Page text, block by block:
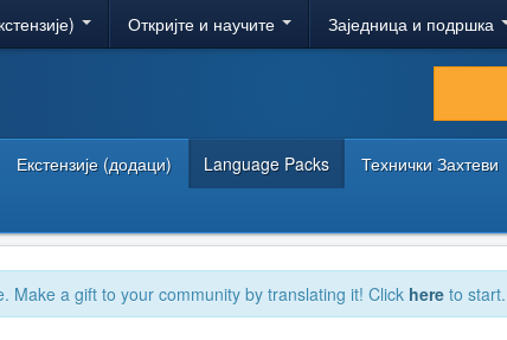
Откријте и научите Заједница и подршка
Екстензије (додаци) Language Packs Технички Захтеви
Make a gift to your community by translating it! Click here to start.